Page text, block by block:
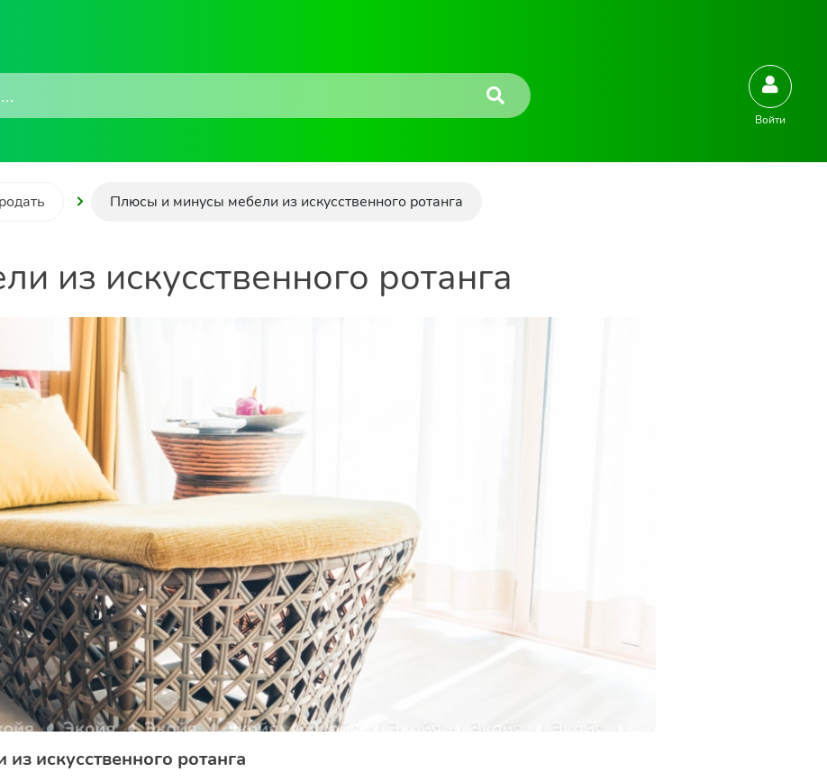
Войти
Плюсы и минусы мебели из искусственного ротанга
из искусственного ротанга
искусственного ротанга